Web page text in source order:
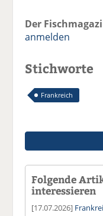
Der
anmelden
Stichworte
Frankreich
Folgende
interessieren
[17.07.2026]